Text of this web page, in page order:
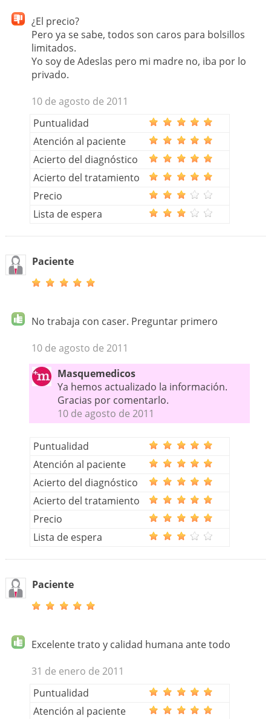
¿El precio?
Pero ya se sabe, todos son caros para bolsillos
limitados.
Yo soy de Adeslas pero mi madre no, iba por lo
privado.
10 de agosto de 2011
Puntualidad
Atención al paciente
Acierto del diagnóstico
Acierto del tratamiento
Precio
Lista de espera
Paciente
No trabaja con caser. Preguntar primero
10 de agosto de 2011
Masquemedicos
Ya hemos actualizado la información.
Gracias por comentarlo.
10 de agosto de 2011
Puntualidad
Atención al paciente
Acierto del diagnóstico
Acierto del tratamiento
Precio
Lista de espera
Paciente
Excelente trato y calidad humana ante todo
31 de enero de 2011
Puntualidad
Atención al paciente